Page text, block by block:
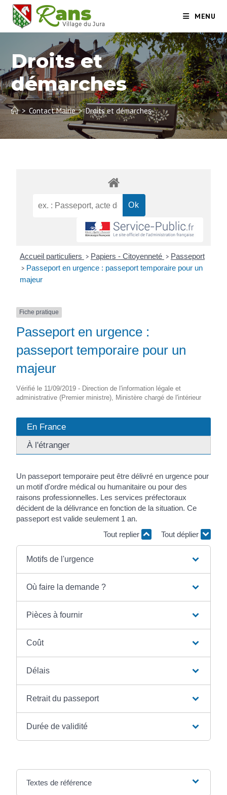
MENU
Droits et
démarches
> Contact Mairie > Droits et démarches
Accueil particuliers > Papiers - Citoyenneté > Passeport
> Passeport en urgence : passeport temporaire pour un
majeur
Fiche pratique
Passeport en urgence :
passeport temporaire pour un
majeur
Vérifié le 11/09/2019 - Direction de l'information légale et
administrative (Premier ministre), Ministère chargé de l'intérieur
En France
À l'étranger
Un passeport temporaire peut être délivré en urgence pour
un motif d'ordre médical ou humanitaire ou pour des
raisons professionnelles. Les services préfectoraux
décident de la délivrance en fonction de la situation. Ce
passeport est valide seulement 1 an.
Tout replier
Tout déplier
Motifs de l'urgence
Où faire la demande ?
Pièces à fournir
Coût
Délais
Retrait du passeport
Durée de validité
Textes de référence